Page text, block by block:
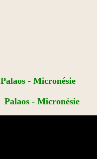
Palaos - Micronésie